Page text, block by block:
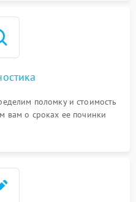
поломку и стоимость
вам о сроках ее починки